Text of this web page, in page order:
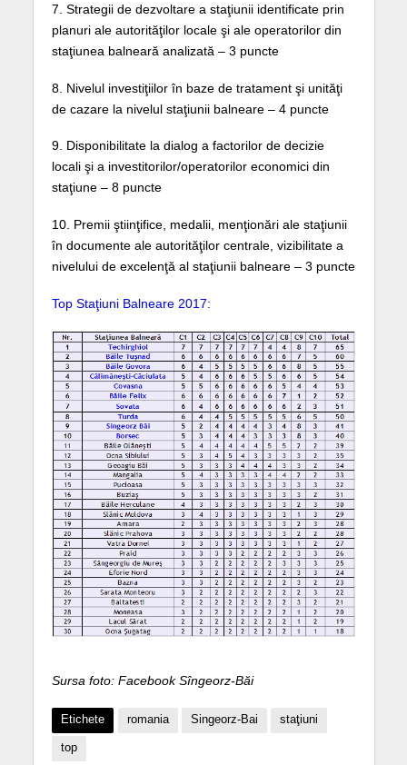
7. Strategii de dezvoltare a staţiunii identificate prin
planuri ale autorităţilor locale şi ale operatorilor din
staţiunea balneară analizată – 3 puncte
8. Nivelul investiţiilor în baze de tratament şi unităţi
de cazare la nivelul staţiunii balneare – 4 puncte
9. Disponibilitate la dialog a factorilor de decizie
locali şi a investitorilor/operatorilor economici din
staţiune – 8 puncte
10. Premii ştiinţifice, medalii, menţionări ale staţiunii
în documente ale autorităţilor centrale, vizibilitate a
nivelului de excelenţă al staţiunii balneare – 3 puncte
Top Staţiuni Balneare 2017:
Sursa foto: Facebook Sîngeorz-Băi
Etichete romania Singeorz-Bai staţiuni
top